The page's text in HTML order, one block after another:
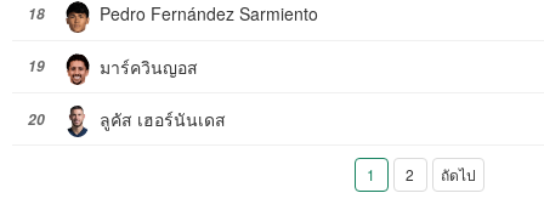
18 Pedro Fernández Sarmiento
19 มาร์ควินญอส
20 ลูคัส เฮอร์นันเดส
1 2 ถัดไป